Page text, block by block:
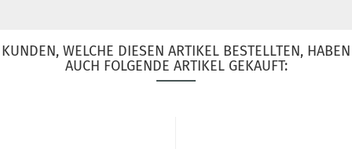
KUNDEN, WELCHE DIESEN ARTIKEL BESTELLTEN, HABEN
AUCH FOLGENDE ARTIKEL GEKAUFT: